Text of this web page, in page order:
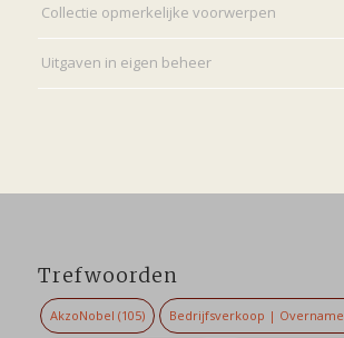
Collectie opmerkelijke voorwerpen
Uitgaven in eigen beheer
Trefwoorden
AkzoNobel (105) Bedrijfsverkoop | Overname